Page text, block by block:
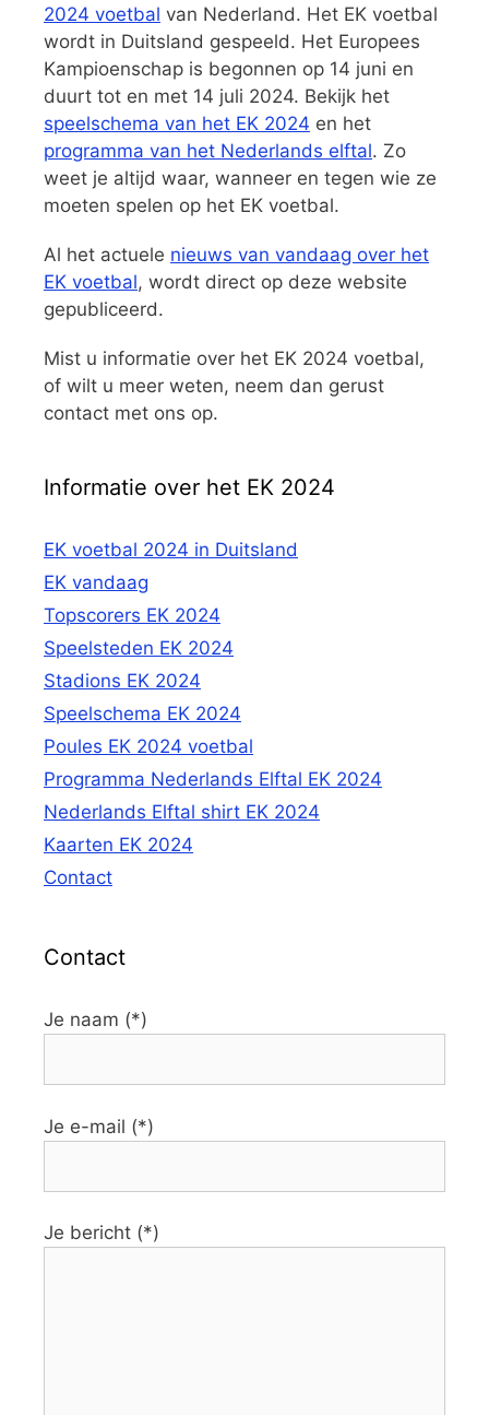
2024 voetbal van Nederland. Het EK voetbal
wordt in Duitsland gespeeld. Het Europees
Kampioenschap is begonnen op 14 juni en
duurt tot en met 14 juli 2024. Bekijk het
speelschema van het EK 2024 en het
programma van het Nederlands elftal. Zo
weet je altijd waar, wanneer en tegen wie ze
moeten spelen op het EK voetbal.
Al het actuele nieuws van vandaag over het
EK voetbal, wordt direct op deze website
gepubliceerd.
Mist u informatie over het EK 2024 voetbal,
of wilt u meer weten, neem dan gerust
contact met ons op.
Informatie over het EK 2024
EK voetbal 2024 in Duitsland
EK vandaag
Topscorers EK 2024
Speelsteden EK 2024
Stadions EK 2024
Speelschema EK 2024
Poules EK 2024 voetbal
Programma Nederlands Elftal EK 2024
Nederlands Elftal shirt EK 2024
Kaarten EK 2024
Contact
Contact
Je naam (*)
Je e-mail (*)
Je bericht (*)